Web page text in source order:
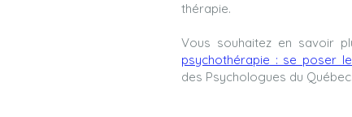
thérapie.
Vous souhaitez en savoir
psychothérapie : se poser
des Psychologues du Québec.